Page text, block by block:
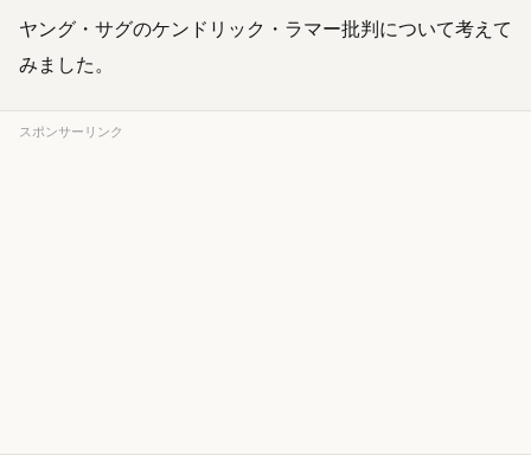
ヤング・サグのケンドリック・ラマー批判について考えて
みました。
スポンサーリンク